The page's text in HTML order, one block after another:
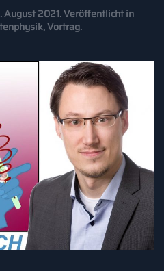
August 2021. Veröffentlicht in
,Vortrag.